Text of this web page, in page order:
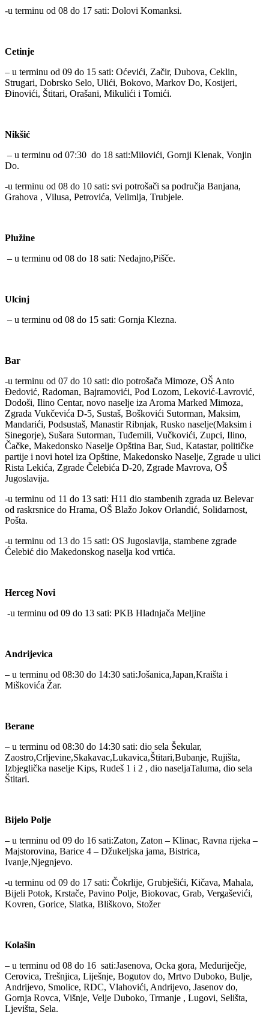
-u terminu od 08 do 17 sati: Dolovi Komanksi.
Cetinje
– u terminu od 09 do 15 sati: Oćevići, Začir, Dubova, Ceklin,
Strugari, Dobrsko Selo, Ulići, Bokovo, Markov Do, Kosijeri,
Đinovići, Štitari, Orašani, Mikulići i Tomići.
Nikšić
– u terminu od 07:30 do 18 sati:Milovići, Gornji Klenak, Vonjin
Do.
-u terminu od 08 do 10 sati: svi potrošači sa područja Banjana,
Grahova , Vilusa, Petrovića, Velimlja, Trubjele.
Plužine
– u terminu od 08 do 18 sati: Nedajno,Pišče.
Ulcinj
– u terminu od 08 do 15 sati: Gornja Klezna.
Bar
-u terminu od 07 do 10 sati: dio potrošača Mimoze, OŠ Anto
Đedović, Radoman, Bajramovići, Pod Lozom, Leković-Lavrović,
Dodoši, Ilino Centar, novo naselje iza Aroma Marked Mimoza,
Zgrada Vukčevića D-5, Sustaš, Boškovići Sutorman, Maksim,
Mandarići, Podsustaš, Manastir Ribnjak, Rusko naselje(Maksim i
Sinegorje), Sušara Sutorman, Tuđemili, Vučkovići, Zupci, Ilino,
Čačke, Makedonsko Naselje Opština Bar, Sud, Katastar, političke
partije i novi hotel iza Opštine, Makedonsko Naselje, Zgrade u ulici
Rista Lekića, Zgrade Čelebića D-20, Zgrade Mavrova, OŠ
Jugoslavija.
-u terminu od 11 do 13 sati: H11 dio stambenih zgrada uz Belevar
od raskrsnice do Hrama, OŠ Blažo Jokov Orlandić, Solidarnost,
Pošta.
-u terminu od 13 do 15 sati: OS Jugoslavija, stambene zgrade
Ćelebić dio Makedonskog naselja kod vrtića.
Herceg Novi
-u terminu od 09 do 13 sati: PKB Hladnjača Meljine
Andrijevica
– u terminu od 08:30 do 14:30 sati:Jošanica,Japan,Kraišta i
Miškovića Žar.
Berane
– u terminu od 08:30 do 14:30 sati: dio sela Šekular,
Zaostro,Crljevine,Skakavac,Lukavica,Štitari,Bubanje, Rujišta,
Izbjeglička naselje Kips, Rudeš 1 i 2 , dio naseljaTaluma, dio sela
Štitari.
Bijelo Polje
– u terminu od 09 do 16 sati:Zaton, Zaton – Klinac, Ravna rijeka –
Majstorovina, Barice 4 – Džukeljska jama, Bistrica,
Ivanje,Njegnjevo.
-u terminu od 09 do 17 sati: Čokrlije, Grubješići, Kičava, Mahala,
Bijeli Potok, Krstače, Pavino Polje, Biokovac, Grab, Vergaševići,
Kovren, Gorice, Slatka, Bliškovo, Stožer
Kolašin
– u terminu od 08 do 16 sati:Jasenova, Ocka gora, Međuriječje,
Cerovica, Trešnjica, Liješnje, Bogutov do, Mrtvo Duboko, Bulje,
Andrijevo, Smolice, RDC, Vlahovići, Andrijevo, Jasenov do,
Gornja Rovca, Višnje, Velje Duboko, Trmanje , Lugovi, Selišta,
Ljevišta, Sela.